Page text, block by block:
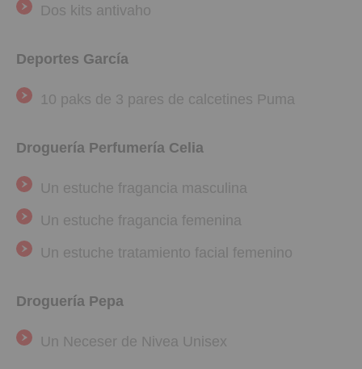
Dos kits antivaho
Deportes García
10 paks de 3 pares de calcetines Puma
Droguería Perfumería Celia
Un estuche fragancia masculina
Un estuche fragancia femenina
Un estuche tratamiento facial femenino
Droguería Pepa
Un Neceser de Nivea Unisex